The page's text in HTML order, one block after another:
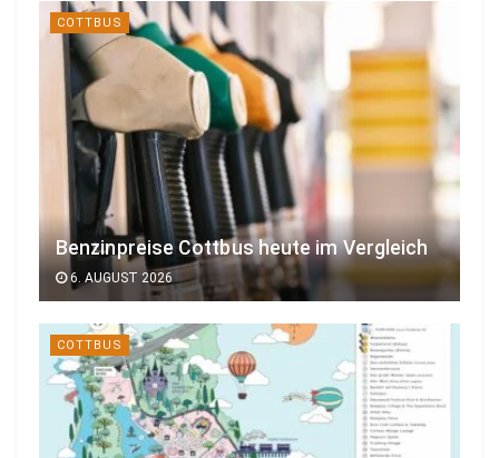
COTTBUS
Benzinpreise Cottbus heute im Vergleich
6. AUGUST 2026
COTTBUS